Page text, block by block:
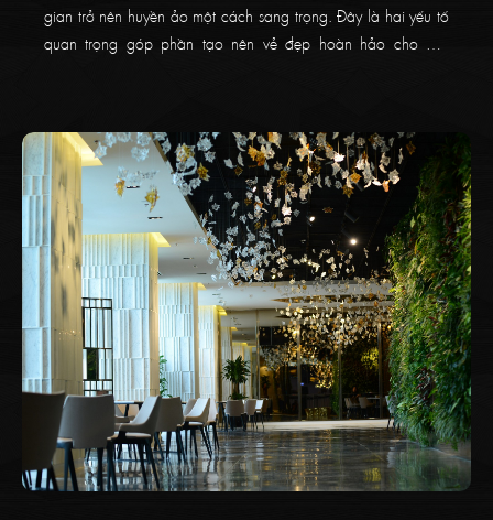
gian trở nên huyền ảo một cách sang trọng. Đây là hai yếu tố
quan trọng góp phần tạo nên vẻ đẹp hoàn hảo cho một